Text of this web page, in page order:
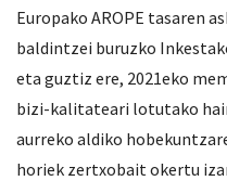
Europako AROPE tasaren
baldintzei buruzko
eta guztiz ere, 2021eko
bizi-kalitateari lotutako
aurreko aldiko
horiek zertxobait okertu